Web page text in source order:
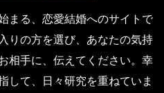
まる、恋愛結婚へのサイトで
りの方を選び、あなたの気持
相手に、伝えてください。幸
して、日々研究を重ねていま